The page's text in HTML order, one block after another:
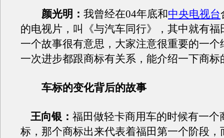
颜光明： 我曾经在04年底和中央电视台
的电视片，叫《与汽车同行》，其中就有福
一个故事很有意思，大家注意很重要的一个
一次进步都跟商标有关系，能介绍一下商标
车标的变化背后的故事
王向银： 福田做轻卡商用车的时候有一个
标，那个商标出来代表着福田第一个阶段，